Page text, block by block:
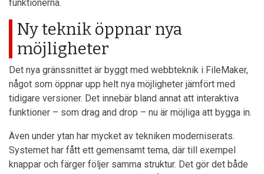
funktionerna.
Ny teknik öppnar nya
möjligheter
Det nya gränssnittet är byggt med webbteknik i FileMaker,
något som öppnar upp helt nya möjligheter jämfört med
tidigare versioner. Det innebär bland annat att interaktiva
funktioner – som drag and drop – nu är möjliga att bygga in.
Även under ytan har mycket av tekniken moderniserats.
Systemet har fått ett gemensamt tema, där till exempel
knappar och färger följer samma struktur. Det gör det både